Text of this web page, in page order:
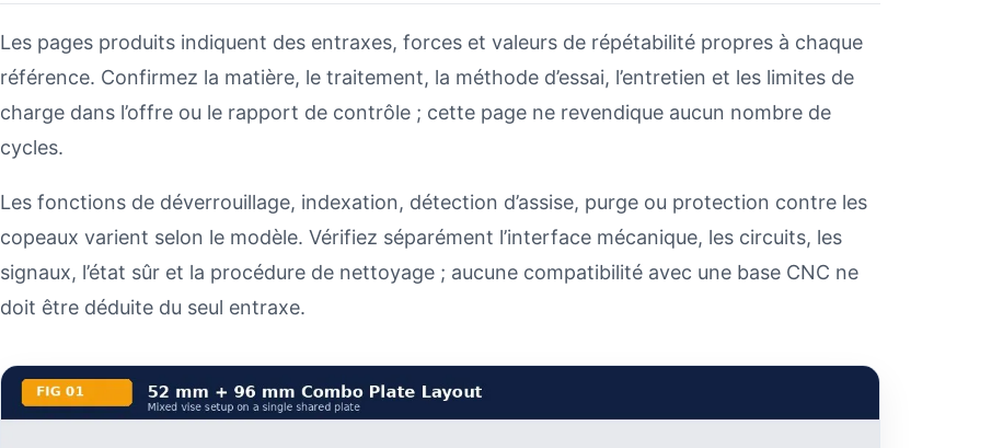
Les pages produits indiquent des entraxes, forces et valeurs de répétabilité propres à chaque
référence. Confirmez la matière, le traitement, la méthode d’essai, l’entretien et les limites de
charge dans l’offre ou le rapport de contrôle ; cette page ne revendique aucun nombre de
cycles.
Les fonctions de déverrouillage, indexation, détection d’assise, purge ou protection contre les
copeaux varient selon le modèle. Vérifiez séparément l’interface mécanique, les circuits, les
signaux, l’état sûr et la procédure de nettoyage ; aucune compatibilité avec une base CNC ne
doit être déduite du seul entraxe.